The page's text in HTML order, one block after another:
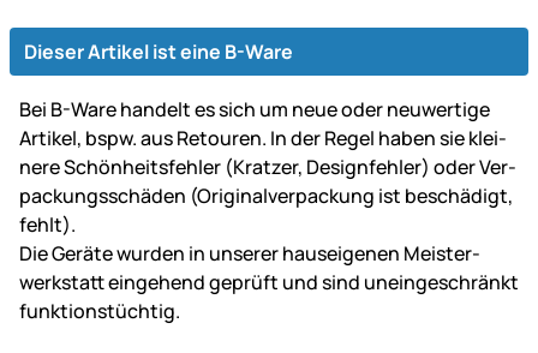
Dieser Artikel ist eine B-Ware
Bei B-Ware handelt es sich um neue oder neu­wer­tige
Artikel, bspw. aus Retouren. In der Regel haben sie klei­
ne­re Schön­heits­fehler (Kratzer, Design­fehler) oder Ver­
packungs­schäden (Original­ver­packung ist be­schä­digt,
fehlt).
Die Geräte wurden in unserer haus­ei­ge­nen Mei­ster­
werk­statt ein­gehend ge­prüft und sind un­ein­ge­schränkt
funk­tions­tüch­tig.